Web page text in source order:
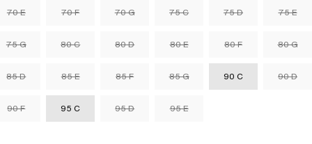
70 E 70 F 70 G 75 C 75 D 75 E
75 G 80 C 80 D 80 E 80 F 80 G
85 D 85 E 85 F 85 G 90 C 90 D
90 F 95 C 95 D 95 E